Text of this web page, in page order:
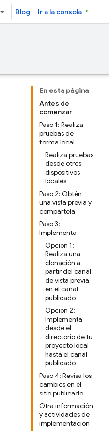
Blog Ir a la consola
En esta página
Antes de
comenzar
Paso 1: Realiza
pruebas de
forma local
Realiza pruebas
desde otros
dispositivos
locales
Paso 2: Obtén
una vista previa y
compártela
Paso 3:
Implementa
Opción 1:
Realiza una
clonación a
partir del canal
de vista previa
en el canal
publicado
Opción 2:
Implementa
desde el
directorio de tu
proyecto local
hasta el canal
publicado
Paso 4: Revisa los
cambios en el
sitio publicado
Otra información
y actividades de
implementación